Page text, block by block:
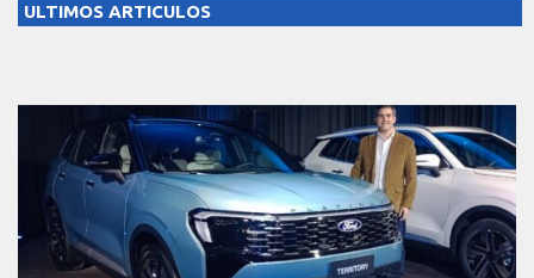
ULTIMOS ARTICULOS